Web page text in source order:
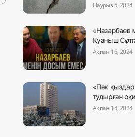
Наурыз 5, 2024
«Назарбаев
Қуаныш
Ақпан 16, 2024
«Пәк қыздар
тудырған
Ақпан 14, 2024